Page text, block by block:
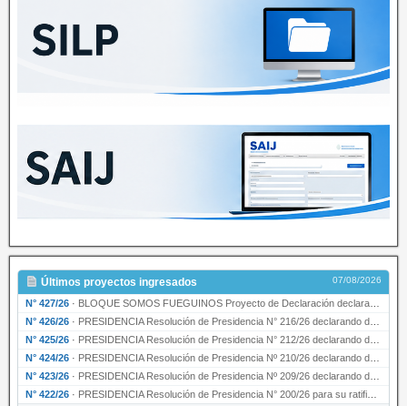
Últimos proyectos ingresados 07/08/2026
N° 427/26 · BLOQUE SOMOS FUEGUINOS Proyecto de Declaración declarando de interés provincial PRESIDENCI…
N° 426/26 · PRESIDENCIA Resolución de Presidencia N° 216/26 declarando de interés provincial la labor …
N° 425/26 · PRESIDENCIA Resolución de Presidencia N° 212/26 declarando de interés provincial el “50° A…
N° 424/26 · PRESIDENCIA Resolución de Presidencia Nº 210/26 declarando de interés provincial el proyec…
N° 423/26 · PRESIDENCIA Resolución de Presidencia Nº 209/26 declarando de interés provincial la presen…
N° 422/26 · PRESIDENCIA Resolución de Presidencia N° 200/26 para su ratificación.